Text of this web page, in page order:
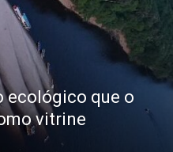
ecológico que o
vitrine